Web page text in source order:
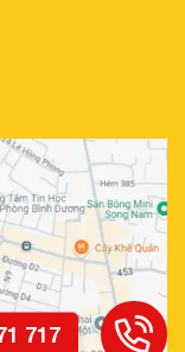
ngang, Hệ thống
dàng căn chỉnh
Thao Tác
lại trải nghiệm điều
có thể điều chỉnh
núm xoay hoặc